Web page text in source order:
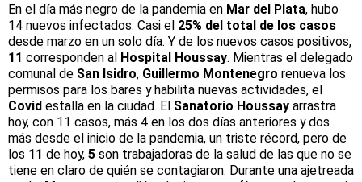
En el día más negro de la pandemia en Mar del Plata, hubo
14 nuevos infectados. Casi el 25% del total de los casos
desde marzo en un solo día. Y de los nuevos casos positivos,
11 corresponden al Hospital Houssay. Mientras el delegado
comunal de San Isidro, Guillermo Montenegro renueva los
permisos para los bares y habilita nuevas actividades, el
Covid estalla en la ciudad. El Sanatorio Houssay arrastra
hoy, con 11 casos, más 4 en los dos días anteriores y dos
más desde el inicio de la pandemia, un triste récord, pero de
los 11 de hoy, 5 son trabajadoras de la salud de las que no se
tiene en claro de quién se contagiaron. Durante una ajetreada